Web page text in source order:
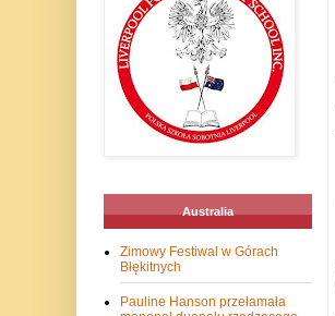
Australia
Zimowy Festiwal w Górach
Błękitnych
Pauline Hanson przełamała